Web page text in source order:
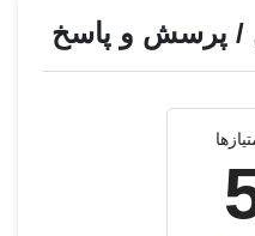
/ پرسش و پاسخ